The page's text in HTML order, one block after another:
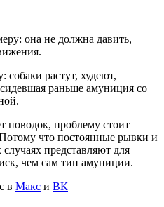
она не должна давить,
собаки растут, худеют,
раньше амуниция со
поводок, проблему стоит
что постоянные рывки и
представляют для
чем сам тип амуниции.
в Макс и ВК